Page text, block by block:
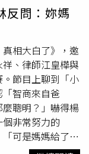
搶眼貌美如花。
上本刊封面女
前主播妻子張嘉
被星探相中，在
與氣息非常吸
寶拍攝廣告，更
令人難忘。至於
王力宏合拍
胚子。張嘉和
自賈永婕臉書）
要留白」，之後
問：妳媽
相大白了》，邀
、律師江皇樺與
。節目上聊到「小
智商來自爸
聰明？」嚇得楊
非常努力的
可是媽媽給了我
長過程確實扮演